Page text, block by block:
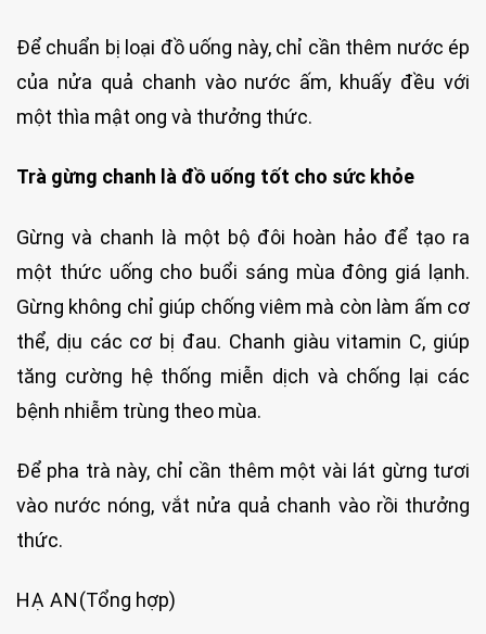
Để chuẩn bị loại đồ uống này, chỉ cần thêm nước ép
của nửa quả chanh vào nước ấm, khuấy đều với
một thìa mật ong và thưởng thức.
Trà gừng chanh là đồ uống tốt cho sức khỏe
Gừng và chanh là một bộ đôi hoàn hảo để tạo ra
một thức uống cho buổi sáng mùa đông giá lạnh.
Gừng không chỉ giúp chống viêm mà còn làm ấm cơ
thể, dịu các cơ bị đau. Chanh giàu vitamin C, giúp
tăng cường hệ thống miễn dịch và chống lại các
bệnh nhiễm trùng theo mùa.
Để pha trà này, chỉ cần thêm một vài lát gừng tươi
vào nước nóng, vắt nửa quả chanh vào rồi thưởng
thức.
HẠ AN(Tổng hợp)